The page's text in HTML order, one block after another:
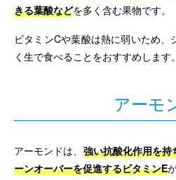
きる葉酸などを多く含む果物です。
ビタミンCや葉酸は熱に弱いため
く生で食べることをおすすめします。
アーモ
アーモンドは、 強い抗酸化作用を
ーンオーバーを促進するビタミンE